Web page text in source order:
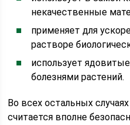
некачественные
применяет для
растворе
использует
болезнями растений.
Во всех остальных
считается вполне